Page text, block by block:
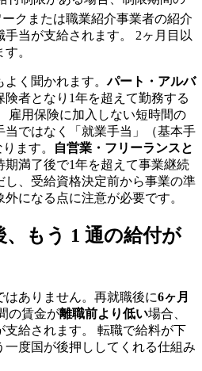
クまたは職業紹介事業者の紹介
当が支給されます。 2ヶ月目以
。
よく聞かれます。パート・アルバ
険者となり1年を超えて勤務する
雇用保険に加入しない短時間の
ではなく「就業手当」（基本手
ます。
自営業・フリーランスと
期満了後で1年を超えて事業継続
し、受給資格決定前から事業の準
になる点に注意が必要です。
もう 1 通の給付が
ありません。再就職後に6ヶ月
の賃金が離職前より低い場合、
支給されます。 転職で給料が下
度国が後押ししてくれる仕組み